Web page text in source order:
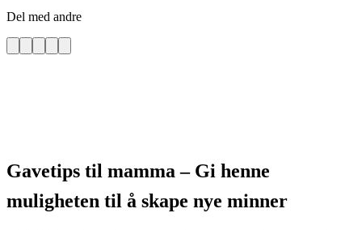
Del med andre
Gavetips til mamma – Gi henne
muligheten til å skape nye minner